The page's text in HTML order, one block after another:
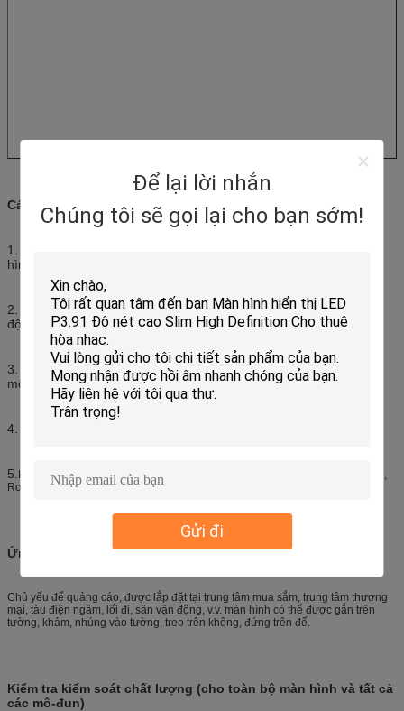
Để lại lời nhắn
Chúng tôi sẽ gọi lại cho bạn sớm!
Gửi đi
Các tính năng của bảng quảng cáo trong nhà
1. Độ tương phản cao, đầy đủ màu sắc, mức xám 12-19 bit, màn
hình trông rõ và đẹp.
2. Hỗ trợ HDMI/DVI/VGA, có thể điều khiển bằng điện thoại di
động/ipad/máy tính/USB, rất tiện lợi.
3. Cách bảo trì phía trước, dễ dàng và thuận tiện để thay thế các
mô-đun và nguồn điện.
4. Tỷ lệ lỗi thấp (
5. Hàng hóa của chúng tôi đã thông qua chứng nhận CE-LVD, CE-EMC, FCC,
RoHS, ISO, 3C, có thể vận chuyển đến nhiều quốc gia.
Ứng dụng của bảng quảng cáo trong nhà
Chủ yếu để quảng cáo, được lắp đặt tại trung tâm mua sắm, trung tâm thương
mại, tàu điện ngầm, lối đi, sân vận động, v.v. màn hình có thể được gắn trên
tường, khảm, nhúng vào tường, treo trên không, đứng trên đế.
Kiểm tra kiểm soát chất lượng (cho toàn bộ màn hình và tất cả
các mô-đun)